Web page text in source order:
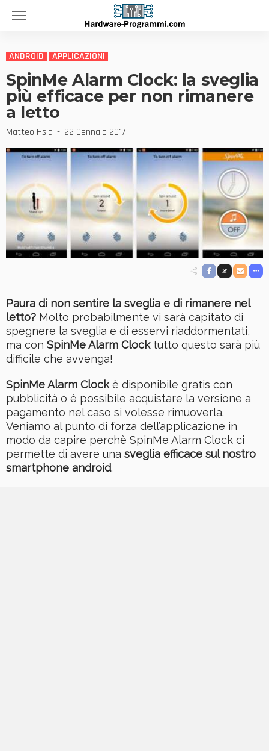
ANDROID APPLICAZIONI
SpinMe Alarm Clock: la sveglia
più efficace per non rimanere
a letto
Matteo Hsia 22 Gennaio 2017
Paura di non sentire la sveglia e di rimanere nel
letto? Molto probabilmente vi sarà capitato di
spegnere la sveglia e di esservi riaddormentati,
ma con SpinMe Alarm Clocktutto questo sarà più
difficile che avvenga!
SpinMe Alarm Clockè disponibile gratis con
pubblicità o è possibile acquistare la versione a
pagamento nel caso si volesse rimuoverla.
Veniamo al punto di forza dell’applicazione in
modo da capire perchè SpinMe Alarm Clock ci
permette di avere una sveglia efficace sul nostro
smartphone android.